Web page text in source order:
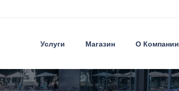
Услуги Магазин О Компании